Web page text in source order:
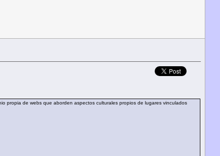
propia de webs que aborden aspectos culturales propios de lugares vinculados